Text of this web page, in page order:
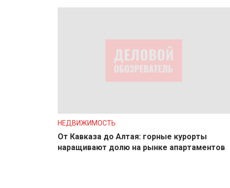
НЕДВИЖИМОСТЬ
От Кавказа до Алтая: горные курорты
наращивают долю на рынке апартаментов